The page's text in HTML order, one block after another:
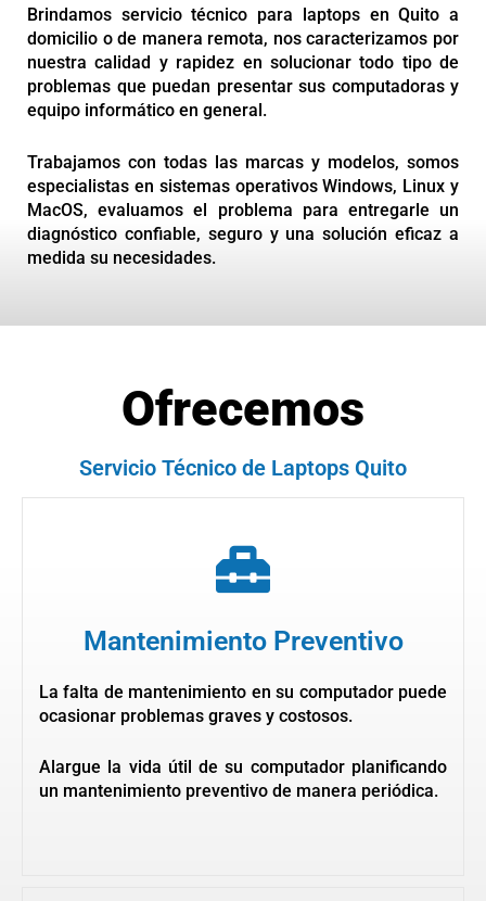
Brindamos servicio técnico para laptops en Quito a
domicilio o de manera remota, nos caracterizamos por
nuestra calidad y rapidez en solucionar todo tipo de
problemas que puedan presentar sus computadoras y
equipo informático en general.
Trabajamos con todas las marcas y modelos, somos
especialistas en sistemas operativos Windows, Linux y
MacOS, evaluamos el problema para entregarle un
diagnóstico confiable, seguro y una solución eficaz a
medida su necesidades.
Ofrecemos
Servicio Técnico de Laptops Quito
Mantenimiento Preventivo
La falta de mantenimiento en su computador puede
ocasionar problemas graves y costosos.
Alargue la vida útil de su computador planificando
un mantenimiento preventivo de manera periódica.